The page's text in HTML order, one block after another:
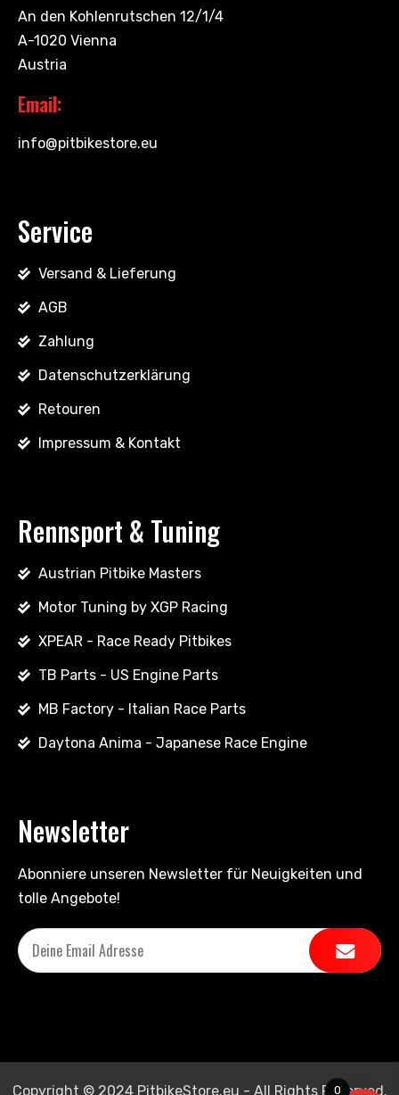
An den Kohlenrutschen 12/1/4
A-1020 Vienna
Austria
Email:
info@pitbikestore.eu
Service
Versand & Lieferung
AGB
Zahlung
Datenschutzerklärung
Retouren
Impressum & Kontakt
Rennsport & Tuning
Austrian Pitbike Masters
Motor Tuning by XGP Racing
XPEAR - Race Ready Pitbikes
TB Parts - US Engine Parts
MB Factory - Italian Race Parts
Daytona Anima - Japanese Race Engine
Newsletter
Abonniere unseren Newsletter für Neuigkeiten und
tolle Angebote!
Copyright © 2024 PitbikeStore.eu - All Rights Reserved.
0